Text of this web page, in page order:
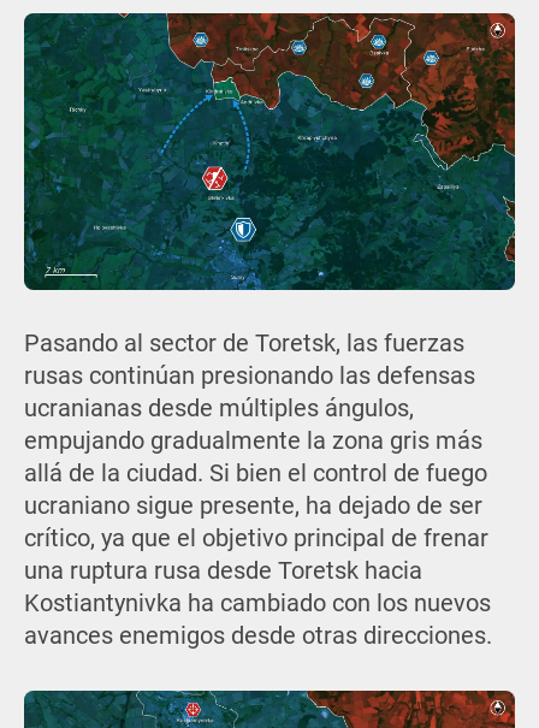
Pasando al sector de Toretsk, las fuerzas
rusas continúan presionando las defensas
ucranianas desde múltiples ángulos,
empujando gradualmente la zona gris más
allá de la ciudad. Si bien el control de fuego
ucraniano sigue presente, ha dejado de ser
crítico, ya que el objetivo principal de frenar
una ruptura rusa desde Toretsk hacia
Kostiantynivka ha cambiado con los nuevos
avances enemigos desde otras direcciones.